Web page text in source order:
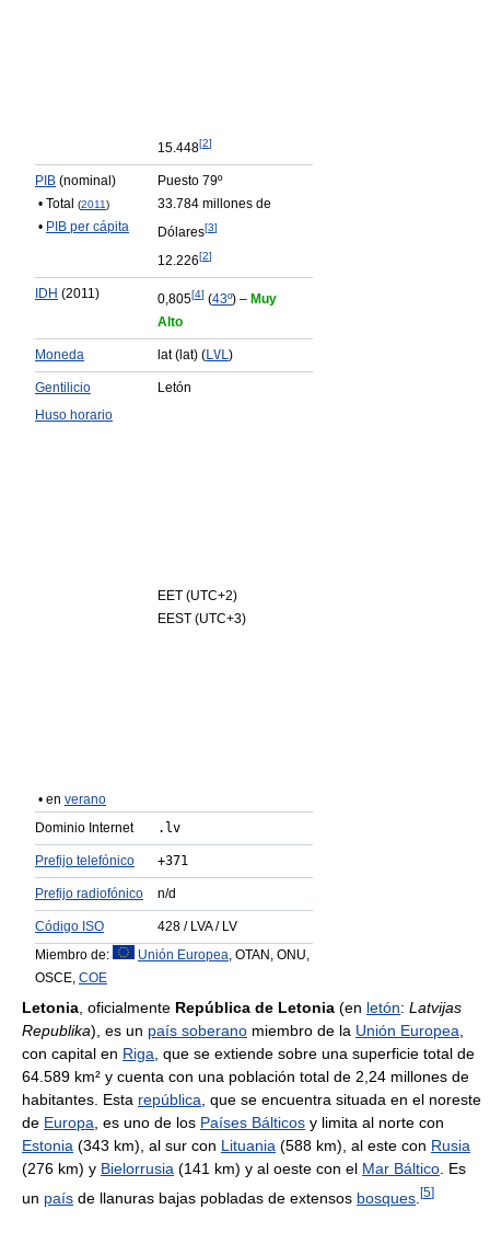
15.448[2]
PIB (nominal)
• Total (2011)
• PIB per cápita
Puesto 79º
33.784 millones de
Dólares[3]
12.226[2]
IDH (2011) 0,805[4] (43º) – Muy
Alto
Moneda lat (lat) (LVL)
Gentilicio
Letón
Huso horario
• en verano
EET (UTC+2)
EEST (UTC+3)
Dominio Internet .lv
Prefijo telefónico +371
Prefijo radiofónico n/d
Código ISO
428 / LVA / LV
Miembro de:
Unión Europea, OTAN, ONU,
OSCE, COE
Letonia , oficialmente República de Letonia (en letón: Latvijas
Republika), es un país soberano miembro de la Unión Europea
con capital en Riga , que se extiende sobre una superficie total de
64.589 km² y cuenta con una población total de 2,24 millones de
habitantes. Esta república , que se encuentra situada en el noreste
de Europa , es uno de los Países Bálticos y limita al norte con
Estonia (343 km), al sur con Lituania (588 km), al este con Rusia
(276 km) y Bielorrusia (141 km) y al oeste con el Mar Báltico . Es
un país de llanuras bajas pobladas de extensos bosques [5]